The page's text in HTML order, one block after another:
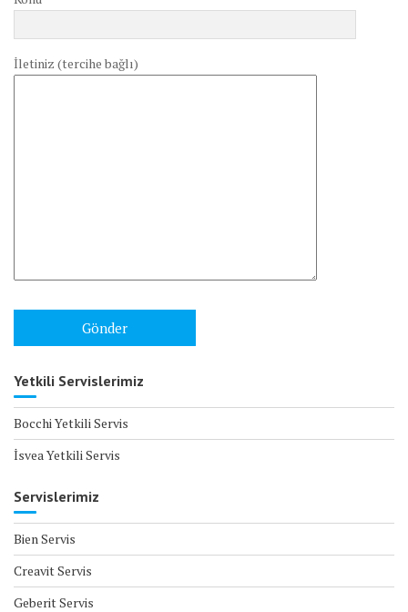
İletiniz (tercihe bağlı)
Yetkili Servislerimiz
Bocchi Yetkili Servis
İsvea Yetkili Servis
Servislerimiz
Bien Servis
Creavit Servis
Geberit Servis